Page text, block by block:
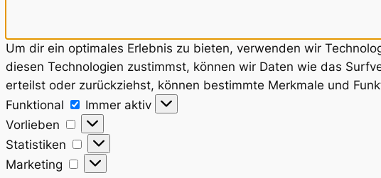
Um dir ein optimales Erlebnis zu bieten, verwenden wir
diesen Technologien zustimmst, können wir Daten wie das
erteilst oder zurückziehst, können bestimmte Merkmale und
Funktional
Funktional
Immer aktiv
Vorlieben
Vorlieben
Statistiken
Statistiken
Marketing
Marketing